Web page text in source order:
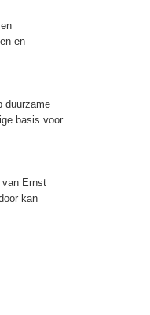
en
duurzame
basis voor
van Ernst
kan